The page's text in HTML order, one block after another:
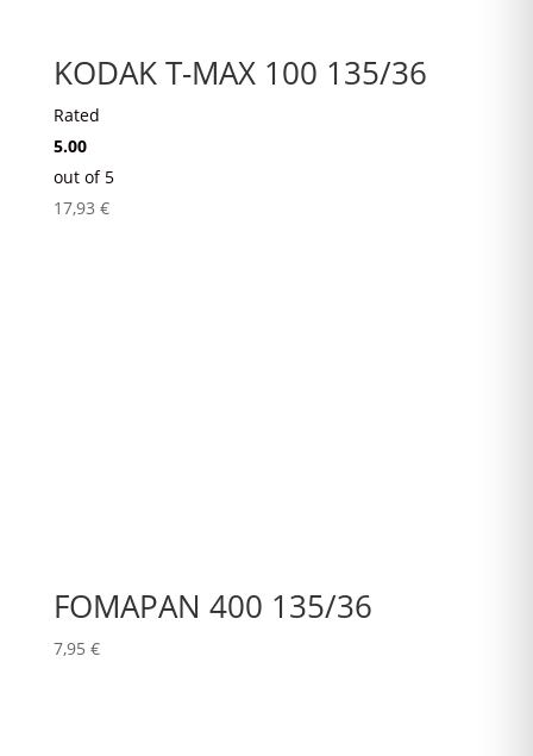
KODAK T-MAX 100 135/36
Rated
5.00
out of 5
17,93 €
FOMAPAN 400 135/36
7,95 €